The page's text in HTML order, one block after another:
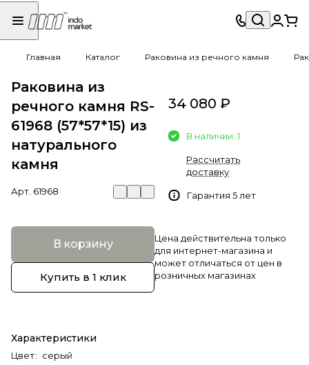
Главная Каталог Раковина из речного камня
Раковина из
речного камня RS-
61968 (57*57*15) из
натурального
камня
Арт. 61968
В корзину
Купить в 1 клик
Характеристики
Цвет: серый
34 080 ₽
В наличии: 1
Рассчитать
доставку
Гарантия 5 лет
Цена действительна только
для интернет-магазина и
может отличаться от цен в
розничных магазинах